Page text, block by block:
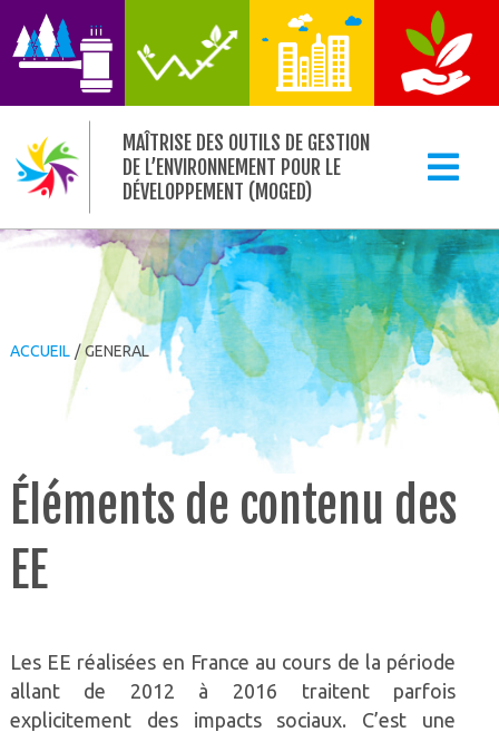
MAÎTRISE DES OUTILS DE GESTION
DE L’ENVIRONNEMENT POUR LE
DÉVELOPPEMENT (MOGED)
ACCUEIL / GENERAL
Éléments de contenu des
EE
Les EE réalisées en France au cours de la période
allant de 2012 à 2016 traitent parfois
explicitement des impacts sociaux. C’est une